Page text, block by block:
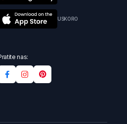
USKORO
nas: